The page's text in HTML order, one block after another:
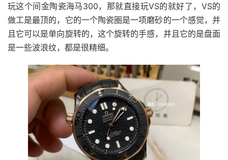
玩这个间金陶瓷海马300，那就直接玩VS的就好了，VS的
做工是最顶的，它的一个陶瓷圈是一项磨砂的一个感觉，并
且它可以是单向旋转的，这个旋转的手感，并且它的是盘面
是一些波浪纹，都是很精细。